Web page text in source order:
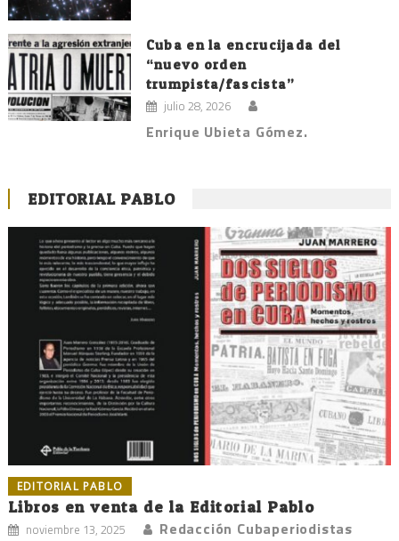
Cuba en la encrucijada del
“nuevo orden
trumpista/fascista”
julio 28, 2026
Enrique Ubieta Gómez.
EDITORIAL PABLO
EDITORIAL PABLO
Libros en venta de la Editorial Pablo
noviembre 13, 2025 Redacción Cubaperiodistas